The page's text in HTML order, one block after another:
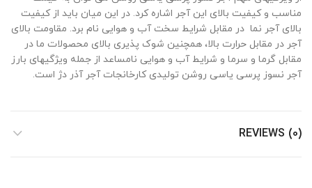
مناسب و کیفیت بالای این آجر اشاره کرد. در این میان باید از کیفیت
بالای آجر نما در مقابل شرایط سخت آب و هوایی نام برد. مقاومت بالای
آجر در مقابل حرارت بالا، همچنین شوک پذیری بالای محصولات ما در
مقابل گرما و سرما و شرایط آب و هوایی نامساعد از جمله ویژگیهای بارز
آجر نسوز پرسی یاسی روشن تولیدی کارخانجات آجر آذر دژ است.
REVIEWS (0)